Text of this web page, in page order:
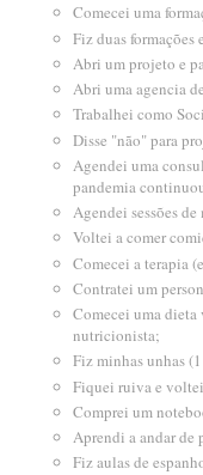
Comecei uma
Fiz duas
Abri um projeto e
Abri uma agencia
Trabalhei como
Disse "não" para
Agendei uma
pandemia
Agendei sessões de
Voltei a comer
Comecei a terapia
Contratei um
Comecei uma dieta
nutricionista;
Fiz minhas unhas
Fiquei ruiva e
Comprei um
Aprendi a andar de
Fiz aulas de